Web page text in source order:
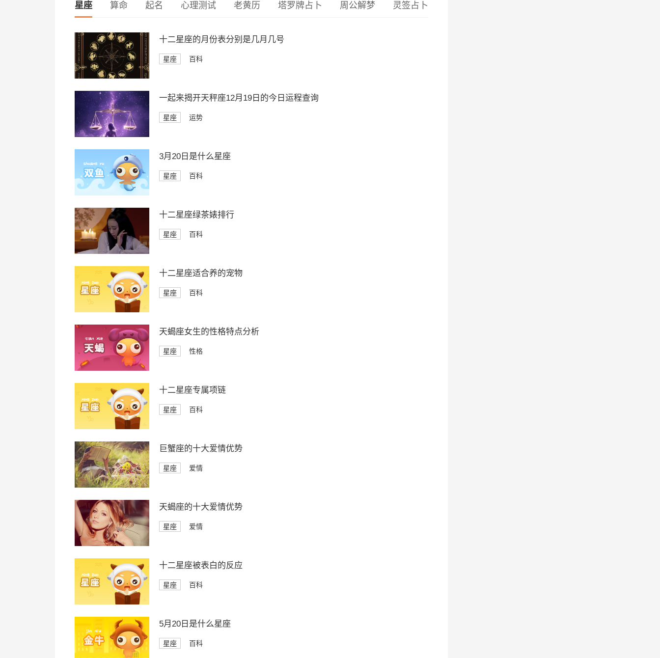
星座 算命 起名 心理测试 老黄历 塔罗牌占卜 周公解梦 灵签占卜
十二星座的月份表分别是几月几号
星座 百科
一起来揭开天秤座12月19日的今日运程查询
星座 运势
3月20日是什么星座
星座 百科
十二星座绿茶婊排行
星座 百科
十二星座适合养的宠物
星座 百科
天蝎座女生的性格特点分析
星座 性格
十二星座专属项链
星座 百科
巨蟹座的十大爱情优势
星座 爱情
天蝎座的十大爱情优势
星座 爱情
十二星座被表白的反应
星座 百科
5月20日是什么星座
星座 百科